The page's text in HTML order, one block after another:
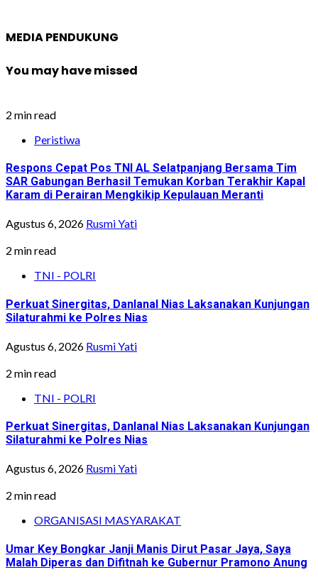
MEDIA PENDUKUNG
You may have missed
2 min read
Peristiwa
Respons Cepat Pos TNI AL Selatpanjang Bersama Tim
SAR Gabungan Berhasil Temukan Korban Terakhir Kapal
Karam di Perairan Mengkikip Kepulauan Meranti
Agustus 6, 2026 Rusmi Yati
2 min read
TNI - POLRI
Perkuat Sinergitas, Danlanal Nias Laksanakan Kunjungan
Silaturahmi ke Polres Nias
Agustus 6, 2026 Rusmi Yati
2 min read
TNI - POLRI
Perkuat Sinergitas, Danlanal Nias Laksanakan Kunjungan
Silaturahmi ke Polres Nias
Agustus 6, 2026 Rusmi Yati
2 min read
ORGANISASI MASYARAKAT
Umar Key Bongkar Janji Manis Dirut Pasar Jaya, Saya
Malah Diperas dan Difitnah ke Gubernur Pramono Anung